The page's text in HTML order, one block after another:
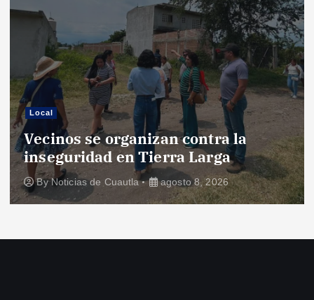
Local
Vecinos se organizan contra la
inseguridad en Tierra Larga
ByNoticias de Cuautla agosto 8, 2026